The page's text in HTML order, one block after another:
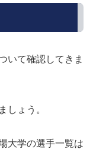
いて確認してきま
しょう。
大学の選手一覧は